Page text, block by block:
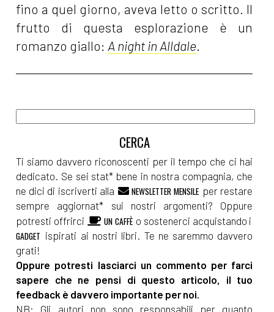
fino a quel giorno, aveva letto o scritto. Il
frutto di questa esplorazione è un
romanzo giallo: A night in Alldale
Ti siamo davvero riconoscenti per il tempo che ci hai
dedicato. Se sei stat* bene in nostra compagnia, che
ne dici di iscriverti alla
NEWSLETTER MENSILE per restare
sempre aggiornat* sui nostri argomenti? Oppure
potresti offrirci
UN CAFFÈ o sostenerci acquistando i
GADGET ispirati ai nostri libri. Te ne saremmo davvero
grati!
Oppure potresti lasciarci un commento per farci
sapere che ne pensi di questo articolo, il tuo
feedback è davvero importante per noi.
NB: Gli autori non sono responsabili per quanto